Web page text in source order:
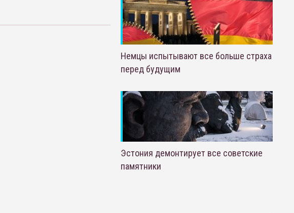
Немцы испытывают все больше страха
перед будущим
Эстония демонтирует все советские
памятники